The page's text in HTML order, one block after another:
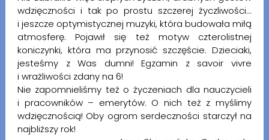
wdzięczności i tak po prostu szczerej życzliwości...
i jeszcze optymistycznej muzyki, która budowała miłą
atmosferę. Pojawił się też motyw czterolistnej
koniczynki, która ma przynosić szczęście. Dzieciaki,
jesteśmy z Was dumni! Egzamin z savoir vivre
i wrażliwości zdany na 6!
Nie zapomnieliśmy też o życzeniach dla nauczycieli
i pracowników – emerytów. O nich też z myślimy
wdzięcznością! Oby ogrom serdeczności starczył na
najbliższy rok!